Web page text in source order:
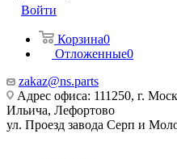
Войти
Корзина0
Отложенные0
zakaz@ns.parts
Адрес офиса: 111250, г.
Ильича, Лефортово
ул. Проезд завода Серп и